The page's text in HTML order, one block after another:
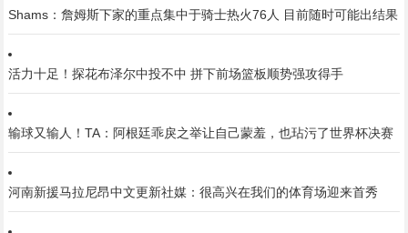
Shams：詹姆斯下家的重点集中于骑士热火76人 目前随时可能出结果
活力十足！探花布泽尔中投不中 拼下前场篮板顺势强攻得手
输球又输人！TA：阿根廷乖戾之举让自己蒙羞，也玷污了世界杯决赛
河南新援马拉尼昂中文更新社媒：很高兴在我们的体育场迎来首秀